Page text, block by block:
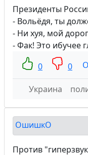
Президенты
- Вольёдя, ты
- Ни хуя, мой
- Фак! Это ибучее
0
0
Украина
ОшишкО
Против